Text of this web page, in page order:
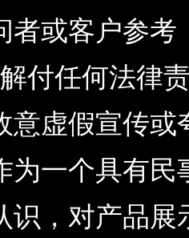
者或客户参
付任何法律
意虚假宣传
为一个具有
识，对产品